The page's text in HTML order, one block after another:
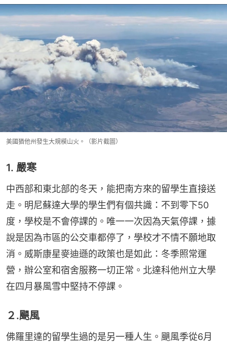
美國猶他州發生大規模山火。（影片截圖）
1. 嚴寒
中西部和東北部的冬天，能把南方來的留學生直接送
走。明尼蘇達大學的學生們有個共識：不到零下50
度，學校是不會停課的。唯一一次因為天氣停課，據
說是因為市區的公交車都停了，學校才不情不願地取
消。威斯康星麥迪遜的政策也是如此：冬季照常運
營，辦公室和宿舍服務一切正常。北達科他州立大學
在四月暴風雪中堅持不停課。
２.颶風
佛羅里達的留學生過的是另一種人生。颶風季從6月